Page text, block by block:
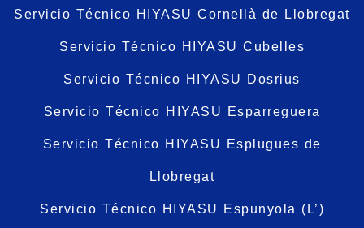
Servicio Técnico HIYASU Cornellà de Llobregat
Servicio Técnico HIYASU Cubelles
Servicio Técnico HIYASU Dosrius
Servicio Técnico HIYASU Esparreguera
Servicio Técnico HIYASU Esplugues de
Llobregat
Servicio Técnico HIYASU Espunyola (L’)